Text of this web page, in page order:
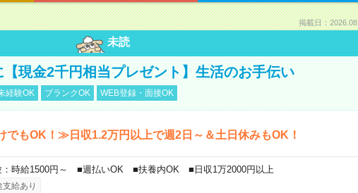
掲載日：
未読
現金2千円相当プレゼント】生活のお手伝い
経験OK ブランクOK WEB登録・面接OK
もOK！≫日収1.2万円以上で週2日～＆土日休みもOK！
：時給1500円～ ■週払いOK ■扶養内OK ■日収1万2000円以上
給あり